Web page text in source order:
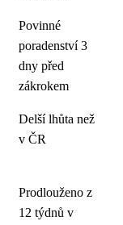
Povinné
poradenství 3
dny před
zákrokem
Delší lhůta než
v ČR
Prodlouženo z
12 týdnů v